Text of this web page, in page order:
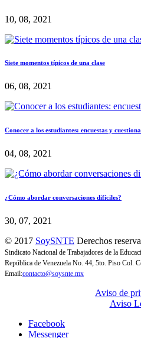
10, 08, 2021
Siete momentos típicos de una clase
06, 08, 2021
Conocer a los estudiantes: encuestas y
04, 08, 2021
¿Cómo abordar conversaciones difíciles?
30, 07, 2021
© 2017 SoySNTE Derechos
Sindicato Nacional de Trabajadores de la
República de Venezuela No. 44, 5to. Piso Col.
Email:contacto@soysnte.mx
Aviso de
Aviso
Facebook
Messenger